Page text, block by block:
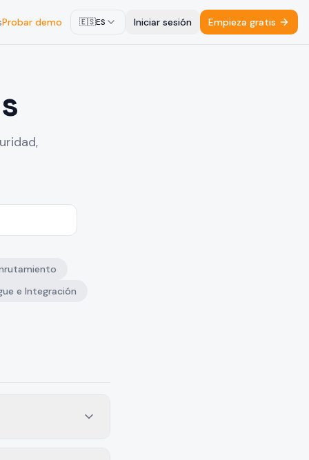
Probar demo 🇪🇸ES Iniciar sesión Empieza gratis
e Integración